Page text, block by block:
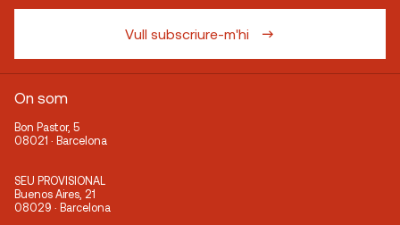
Vull subscriure-m'hi
On som
Bon Pastor, 5
08021 · Barcelona
SEU PROVISIONAL
Buenos Aires, 21
08029 · Barcelona